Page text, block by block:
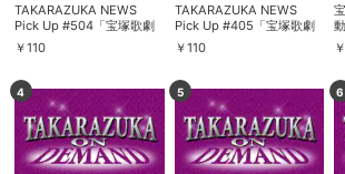
TAKARAZUKA NEWS
Pick Up #504「宝塚歌劇
団「拝賀式」／宝塚大劇場
2017年新春鏡開き」～
ルより～
￥110
TAKARAZUKA NEWS
Pick Up #405「宝塚歌劇
団「拝賀式」／宝塚大劇場
2015年新春鏡開き」～
ルより～
￥110
￥
4 5 6